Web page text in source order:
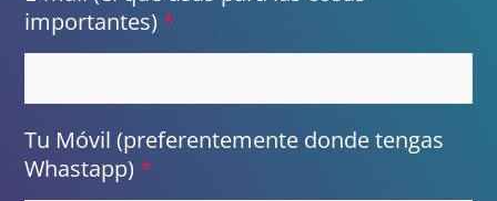
importantes) *
Tu Móvil (preferentemente donde tengas
Whastapp) *